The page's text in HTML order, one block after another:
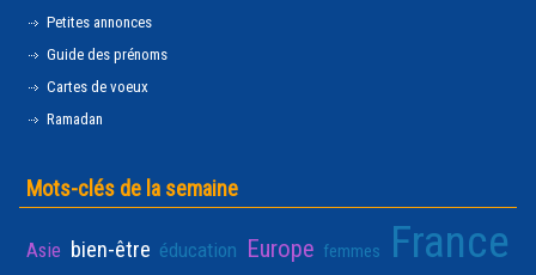
Petites annonces
Guide des prénoms
Cartes de voeux
Ramadan
Mots-clés de la semaine
Asie bien-être éducation Europe femmes France